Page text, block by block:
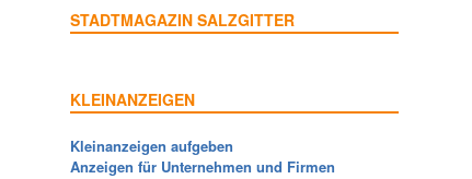
STADTMAGAZIN SALZGITTER
KLEINANZEIGEN
Kleinanzeigen aufgeben
Anzeigen für Unternehmen und Firmen